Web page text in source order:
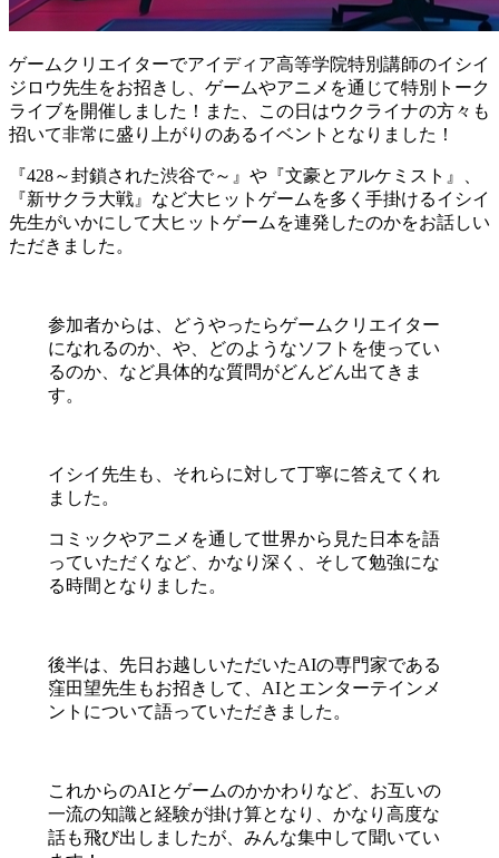
ゲームクリエイターでアイディア高等学院特別講師のイシイ
ジロウ先生をお招きし、ゲームやアニメを通じて特別トーク
ライブを開催しました！また、この日はウクライナの方々も
招いて非常に盛り上がりのあるイベントとなりました！
『428～封鎖された渋谷で～』や『文豪とアルケミスト』、
『新サクラ大戦』など大ヒットゲームを多く手掛けるイシイ
先生がいかにして大ヒットゲームを連発したのかをお話しい
ただきました。
参加者からは、どうやったらゲームクリエイター
になれるのか、や、どのようなソフトを使ってい
るのか、など具体的な質問がどんどん出てきま
す。
イシイ先生も、それらに対して丁寧に答えてくれ
ました。
コミックやアニメを通して世界から見た日本を語
っていただくなど、かなり深く、そして勉強にな
る時間となりました。
後半は、先日お越しいただいたAIの専門家である
窪田望先生もお招きして、AIとエンターテインメ
ントについて語っていただきました。
これからのAIとゲームのかかわりなど、お互いの
一流の知識と経験が掛け算となり、かなり高度な
話も飛び出しましたが、みんな集中して聞いてい